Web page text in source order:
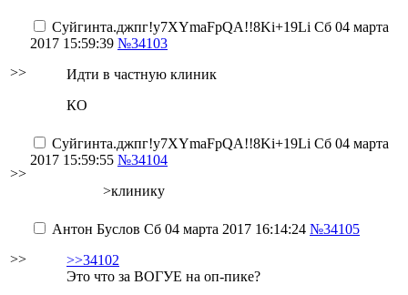
>>
Суйгинта.джпг!y7XYmaFpQA!!8Ki+19Li Сб 04 марта
2017 15:59:39 №34103
Идти в частную клиник
КО
>>
Суйгинта.джпг!y7XYmaFpQA!!8Ki+19Li Сб 04 марта
2017 15:59:55 №34104
>клинику
>>
Антон Буслов Сб 04 марта 2017 16:14:24 №34105
>>34102
Это что за ВОГУЕ на оп-пике?